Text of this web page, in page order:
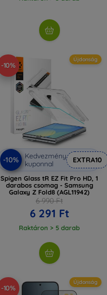
-10%
Újdonság
-10%
Kedvezmény
kuponnal
EXTRA10
Spigen Glass tR EZ Fit Pro HD, 1
darabos csomag - Samsung
Galaxy Z Fold8 (AGL11942)
6 990 Ft
6 291 Ft
Raktáron > 5 darab
-10%
Újdonság